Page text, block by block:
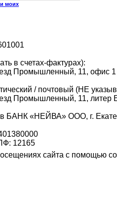
моих
в счетах-фактурах):
Промышленный, 11, офис 1
/ почтовый (НЕ
Промышленный, 11, литер
БАНК «НЕЙВА» ООО, г.
12165
сайта с помощью